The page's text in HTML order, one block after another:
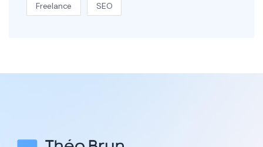
Freelance SEO